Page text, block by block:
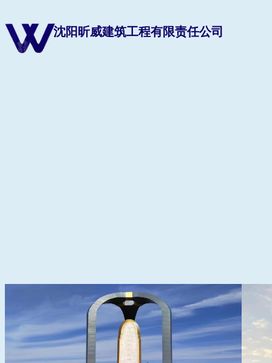
沈阳昕威建筑工程有限责任公司